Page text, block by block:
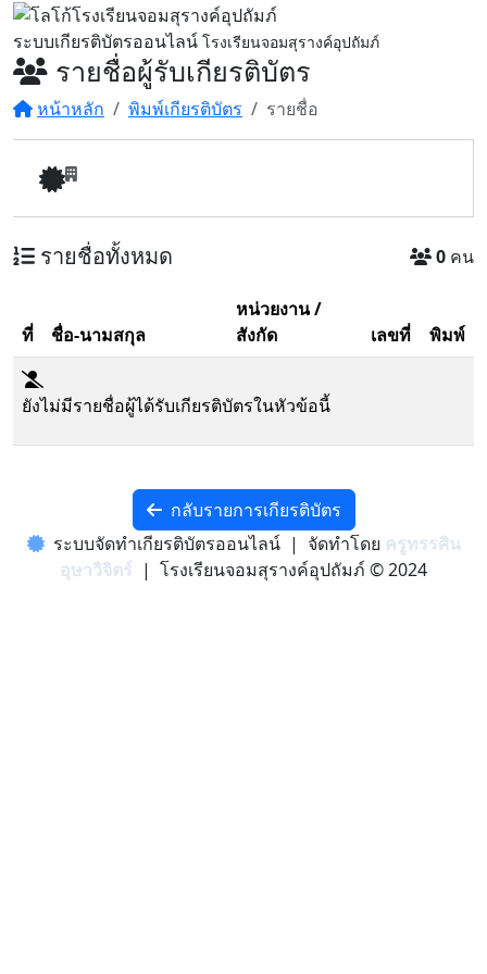
ระบบเกียรติบัตรออนไลน์ โรงเรียนจอมสุรางค์อุปถัมภ์
รายชื่อผู้รับเกียรติบัตร
หน้าหลัก พิมพ์เกียรติบัตร รายชื่อ
รายชื่อทั้งหมด 0 คน
ที่ ชื่อ-นามสกุล
หน่วยงาน /
สังกัด
เลขที่ พิมพ์
ยังไม่มีรายชื่อผู้ได้รับเกียรติบัตรในหัวข้อนี้
กลับรายการเกียรติบัตร
ระบบจัดทำเกียรติบัตรออนไลน์ | จัดทำโดย ครูทรรศิน
อุษาวิจิตร์ | โรงเรียนจอมสุรางค์อุปถัมภ์ © 2024